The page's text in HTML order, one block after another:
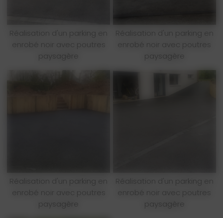
Réalisation d'un parking en
enrobé noir avec poutres
paysagère
Réalisation d'un parking en
enrobé noir avec poutres
paysagère
Réalisation d'un parking en
enrobé noir avec poutres
paysagère
Réalisation d'un parking en
enrobé noir avec poutres
paysagère